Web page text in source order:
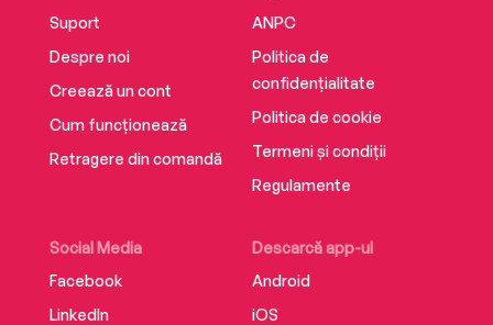
Suport
Despre noi
Creează un cont
Cum funcționează
Retragere din comandă
Social Media
Facebook
LinkedIn
Descarcă app-ul
Android
iOS
ANPC
Politica de
confidențialitate
Politica de cookie
Termeni și condiții
Regulamente